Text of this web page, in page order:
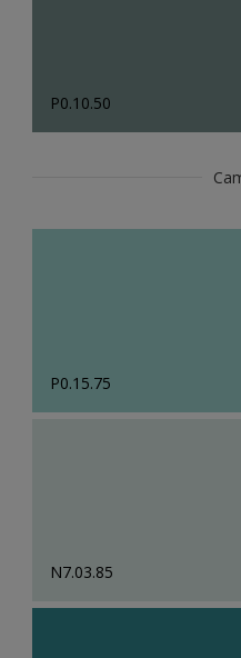
P0.10.50
P0.15.75
N7.03.85